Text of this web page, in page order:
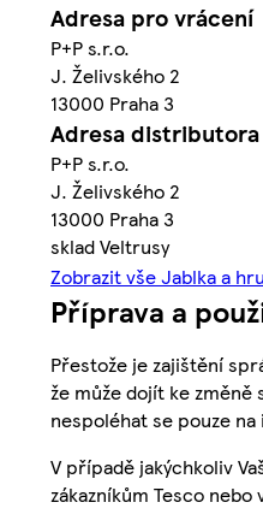
Adresa pro vrácení
P+P s.r.o.
J. Želivského 2
13000 Praha 3
Adresa distributora
P+P s.r.o.
J. Želivského 2
13000 Praha 3
sklad Veltrusy
Zobrazit vše Jablka a
Příprava a
Přestože je zajištění
že může dojít ke
nespoléhat se pouze
V případě jakýchkoliv
zákazníkům Tesco